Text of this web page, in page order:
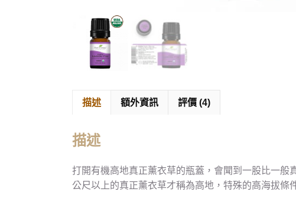
描述 額外資訊 評價 (4)
描述
打開有機高地真正薰衣草的瓶蓋，會聞到一股比一
公尺以上的真正薰衣草才稱為高地，特殊的高海拔條